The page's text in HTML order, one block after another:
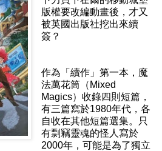
版權要改編動畫後，才又
被英國出版社挖出來續
簽？
作為「續作」第一本，魔
法萬花筒（Mixed
Magics）收錄四則短篇，
有三篇寫於1980年代，各
自收在其他短篇選集。只
有剽竊靈魂的怪人寫於
2000年，可能是為了獨立